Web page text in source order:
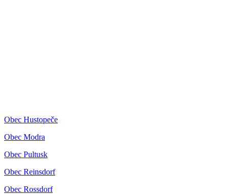
Obec Hustopeče
Obec Modra
Obec Pultusk
Obec Reinsdorf
Obec Rossdorf